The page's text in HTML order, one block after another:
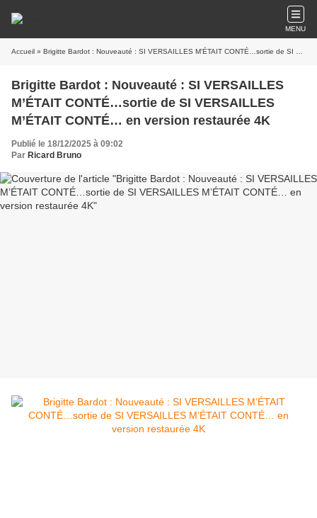
MENU
Accueil » Brigitte Bardot : Nouveauté : SI VERSAILLES M’ÉTAIT CONTÉ…sortie de SI VERSAILLES M’ÉTAIT CONTÉ… en version restaurée 4K
Brigitte Bardot : Nouveauté : SI VERSAILLES
M’ÉTAIT CONTÉ…sortie de SI VERSAILLES
M’ÉTAIT CONTÉ… en version restaurée 4K
Publié le 18/12/2025 à 09:02
Par Ricard Bruno